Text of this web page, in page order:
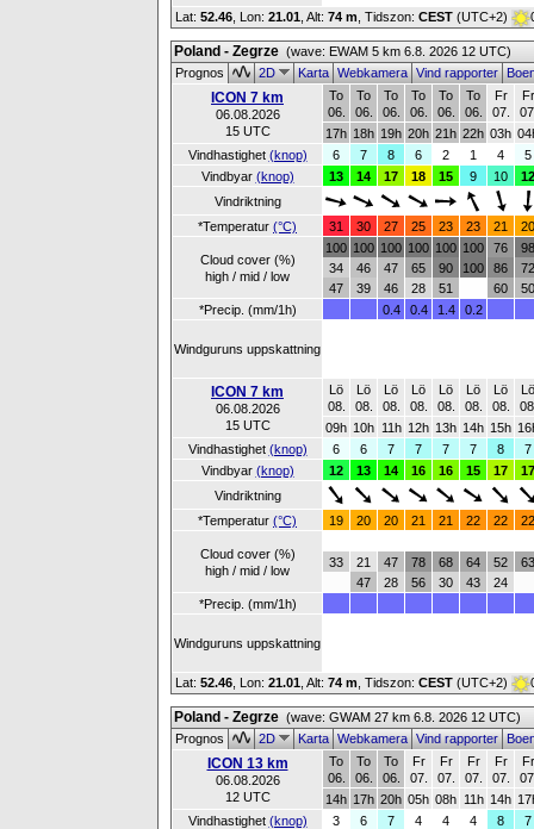
Lat: 52.46 , Lon: 21.01 Alt: 74 m , Tidszon: CEST (UTC+2)
Poland - Zegrze (wave: EWAM 5 km 6.8. 2026 12 UTC)
Prognos
2D KartaWebkameraVind rapporter
ICON 7 km
06.08.2026
15 UTC
To
06.
To
06.
To
06.
To
06.
To
06.
To
06.
Fr
07.
Fr
17h 18h 19h 20h 21h 22h 03h
Vindhastighet (knop) 6 7 8 6 2 1 4
5
Vindbyar (knop) 13 14 17 18 15 9 10
12
Vindriktning
*Temperatur (°C) 31 30 27 25 23 23 21 20
Cloud cover (%)
high / mid / low
100
34
47
100
46
39
100
47
46
100
65
28
100
90
51
100
100
76
86
60
98
72
50
*Precip. (mm/1h)
0.4 0.4 1.4 0.2
Windguruns uppskattning
ICON 7 km
06.08.2026
15 UTC
Lö
08.
Lö
08.
Lö
08.
Lö
08.
Lö
08.
Lö
08.
Lö
08.
Lö
09h 10h 11h 12h 13h 14h 15h
Vindhastighet (knop) 6 6 7 7 7 7 8
7
Vindbyar (knop) 12 13 14 16 16 15 17
17
Vindriktning
*Temperatur (°C) 19 20 20 21 21 22 22 22
Cloud cover (%)
high / mid / low
33
21
47
47
28
78
56
68
30
64
43
52
24
63
*Precip. (mm/1h)
Windguruns uppskattning
Lat: 52.46 , Lon: 21.01 Alt: 74 m , Tidszon: CEST (UTC+2)
Poland - Zegrze (wave: GWAM 27 km 6.8. 2026 12 UTC)
Prognos
2D KartaWebkameraVind rapporter
ICON 13 km
06.08.2026
12 UTC
To
06.
To
06.
To
06.
Fr
07.
Fr
07.
Fr
07.
Fr
07.
Fr
14h 17h 20h 05h 08h 11h 14h
Vindhastighet (knop) 3 6 7 4 4 4 8
7